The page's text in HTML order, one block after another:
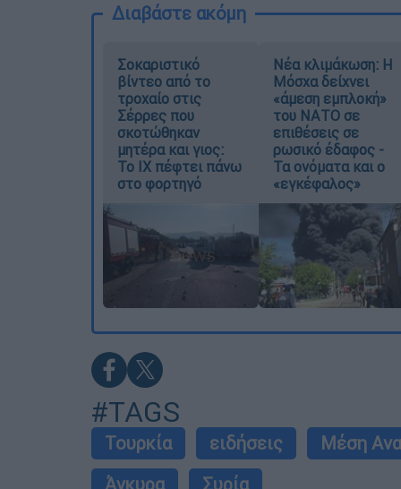
Διαβάστε ακόμη
Σοκαριστικό
βίντεο από το
τροχαίο στις
Σέρρες που
σκοτώθηκαν
μητέρα και γιος:
Το ΙΧ πέφτει πάνω
στο φορτηγό
Νέα κλιμάκωση: Η
Μόσχα δείχνει
«άμεση εμπλοκή»
του ΝΑΤΟ σε
επιθέσεις σε
ρωσικό έδαφος -
Τα ονόματα και ο
«εγκέφαλος»
#TAGS
Τουρκία ειδήσεις Μέση
Άγκυρα
Συρία